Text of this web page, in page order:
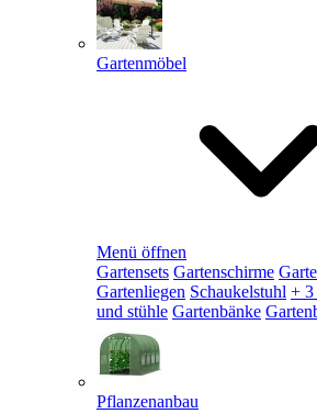
Gartenmöbel
Menü öffnen
Gartensets Gartenschirme
Gartenliegen Schaukelstuhl + 3
und stühle Gartenbänke
Pflanzenanbau